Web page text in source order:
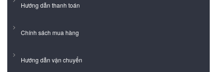
Hướng dẫn thanh toán
Chính sách mua hàng
Hướng dẫn vận chuyển